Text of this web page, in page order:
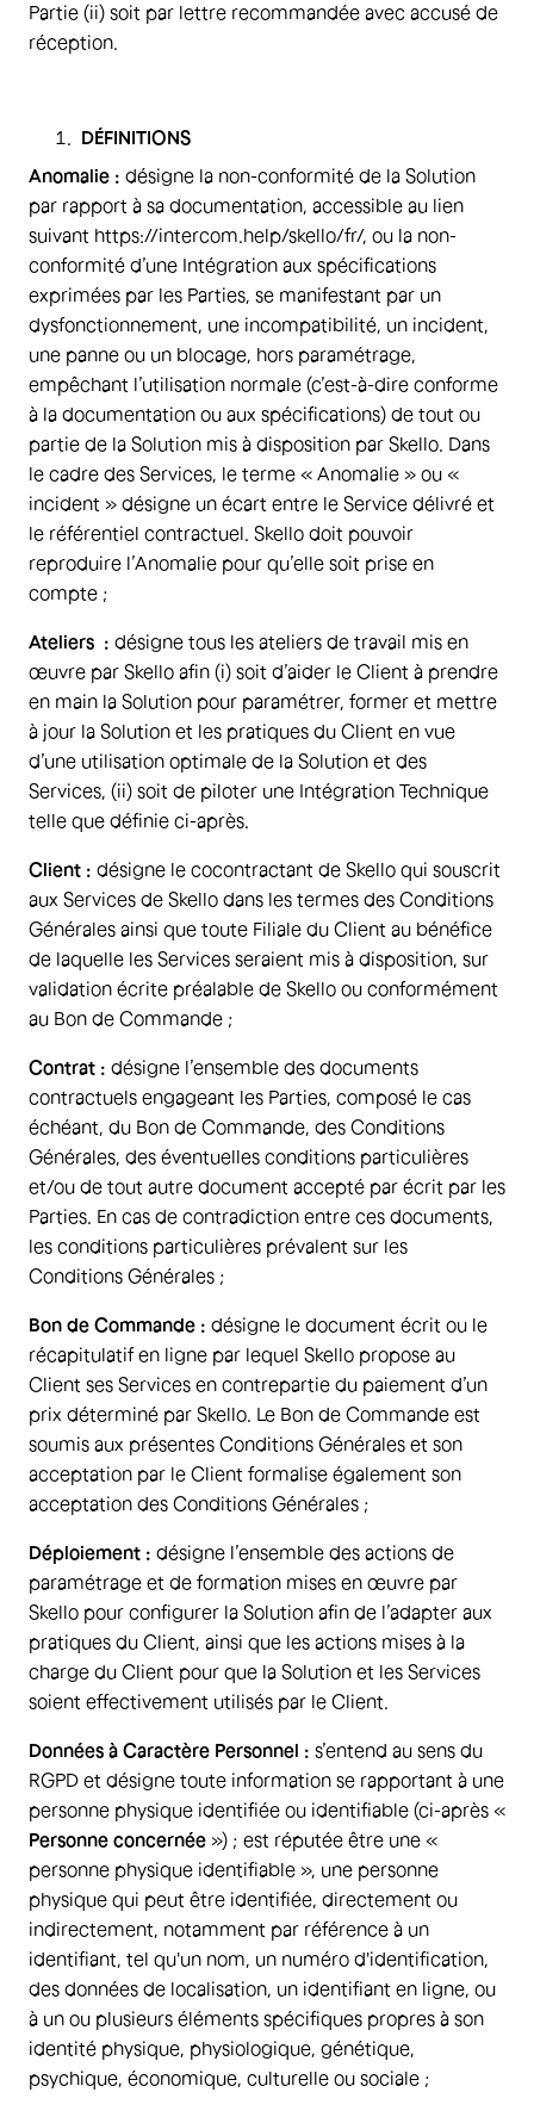
Partie (ii) soit par lettre recommandée avec accusé de
réception.
DÉFINITIONS
Anomalie : désigne la non-conformité de la Solution
par rapport à sa documentation, accessible au lien
suivant https://intercom.help/skello/fr/, ou la non-
conformité d’une Intégration aux spécifications
exprimées par les Parties, se manifestant par un
dysfonctionnement, une incompatibilité, un incident,
une panne ou un blocage, hors paramétrage,
empêchant l’utilisation normale (c’est-à-dire conforme
à la documentation ou aux spécifications) de tout ou
partie de la Solution mis à disposition par Skello. Dans
le cadre des Services, le terme « Anomalie » ou «
incident » désigne un écart entre le Service délivré et
le référentiel contractuel. Skello doit pouvoir
reproduire l’Anomalie pour qu’elle soit prise en
compte ;
Ateliers : désigne tous les ateliers de travail mis en
œuvre par Skello afin (i) soit d’aider le Client à prendre
en main la Solution pour paramétrer, former et mettre
à jour la Solution et les pratiques du Client en vue
d’une utilisation optimale de la Solution et des
Services, (ii) soit de piloter une Intégration Technique
telle que définie ci-après.
Client : désigne le cocontractant de Skello qui souscrit
aux Services de Skello dans les termes des Conditions
Générales ainsi que toute Filiale du Client au bénéfice
de laquelle les Services seraient mis à disposition, sur
validation écrite préalable de Skello ou conformément
au Bon de Commande ;
Contrat : désigne l’ensemble des documents
contractuels engageant les Parties, composé le cas
échéant, du Bon de Commande, des Conditions
Générales, des éventuelles conditions particulières
et/ou de tout autre document accepté par écrit par les
Parties. En cas de contradiction entre ces documents,
les conditions particulières prévalent sur les
Conditions Générales ;
Bon de Commande : désigne le document écrit ou le
récapitulatif en ligne par lequel Skello propose au
Client ses Services en contrepartie du paiement d’un
prix déterminé par Skello. Le Bon de Commande est
soumis aux présentes Conditions Générales et son
acceptation par le Client formalise également son
acceptation des Conditions Générales ;
Déploiement : désigne l’ensemble des actions de
paramétrage et de formation mises en œuvre par
Skello pour configurer la Solution afin de l’adapter aux
pratiques du Client, ainsi que les actions mises à la
charge du Client pour que la Solution et les Services
soient effectivement utilisés par le Client.
Données à Caractère Personnel : s’entend au sens du
RGPD et désigne toute information se rapportant à une
personne physique identifiée ou identifiable (ci-après «
Personne concernée ») ; est réputée être une «
personne physique identifiable », une personne
physique qui peut être identifiée, directement ou
indirectement, notamment par référence à un
identifiant, tel qu'un nom, un numéro d'identification,
des données de localisation, un identifiant en ligne, ou
à un ou plusieurs éléments spécifiques propres à son
identité physique, physiologique, génétique,
psychique, économique, culturelle ou sociale ;